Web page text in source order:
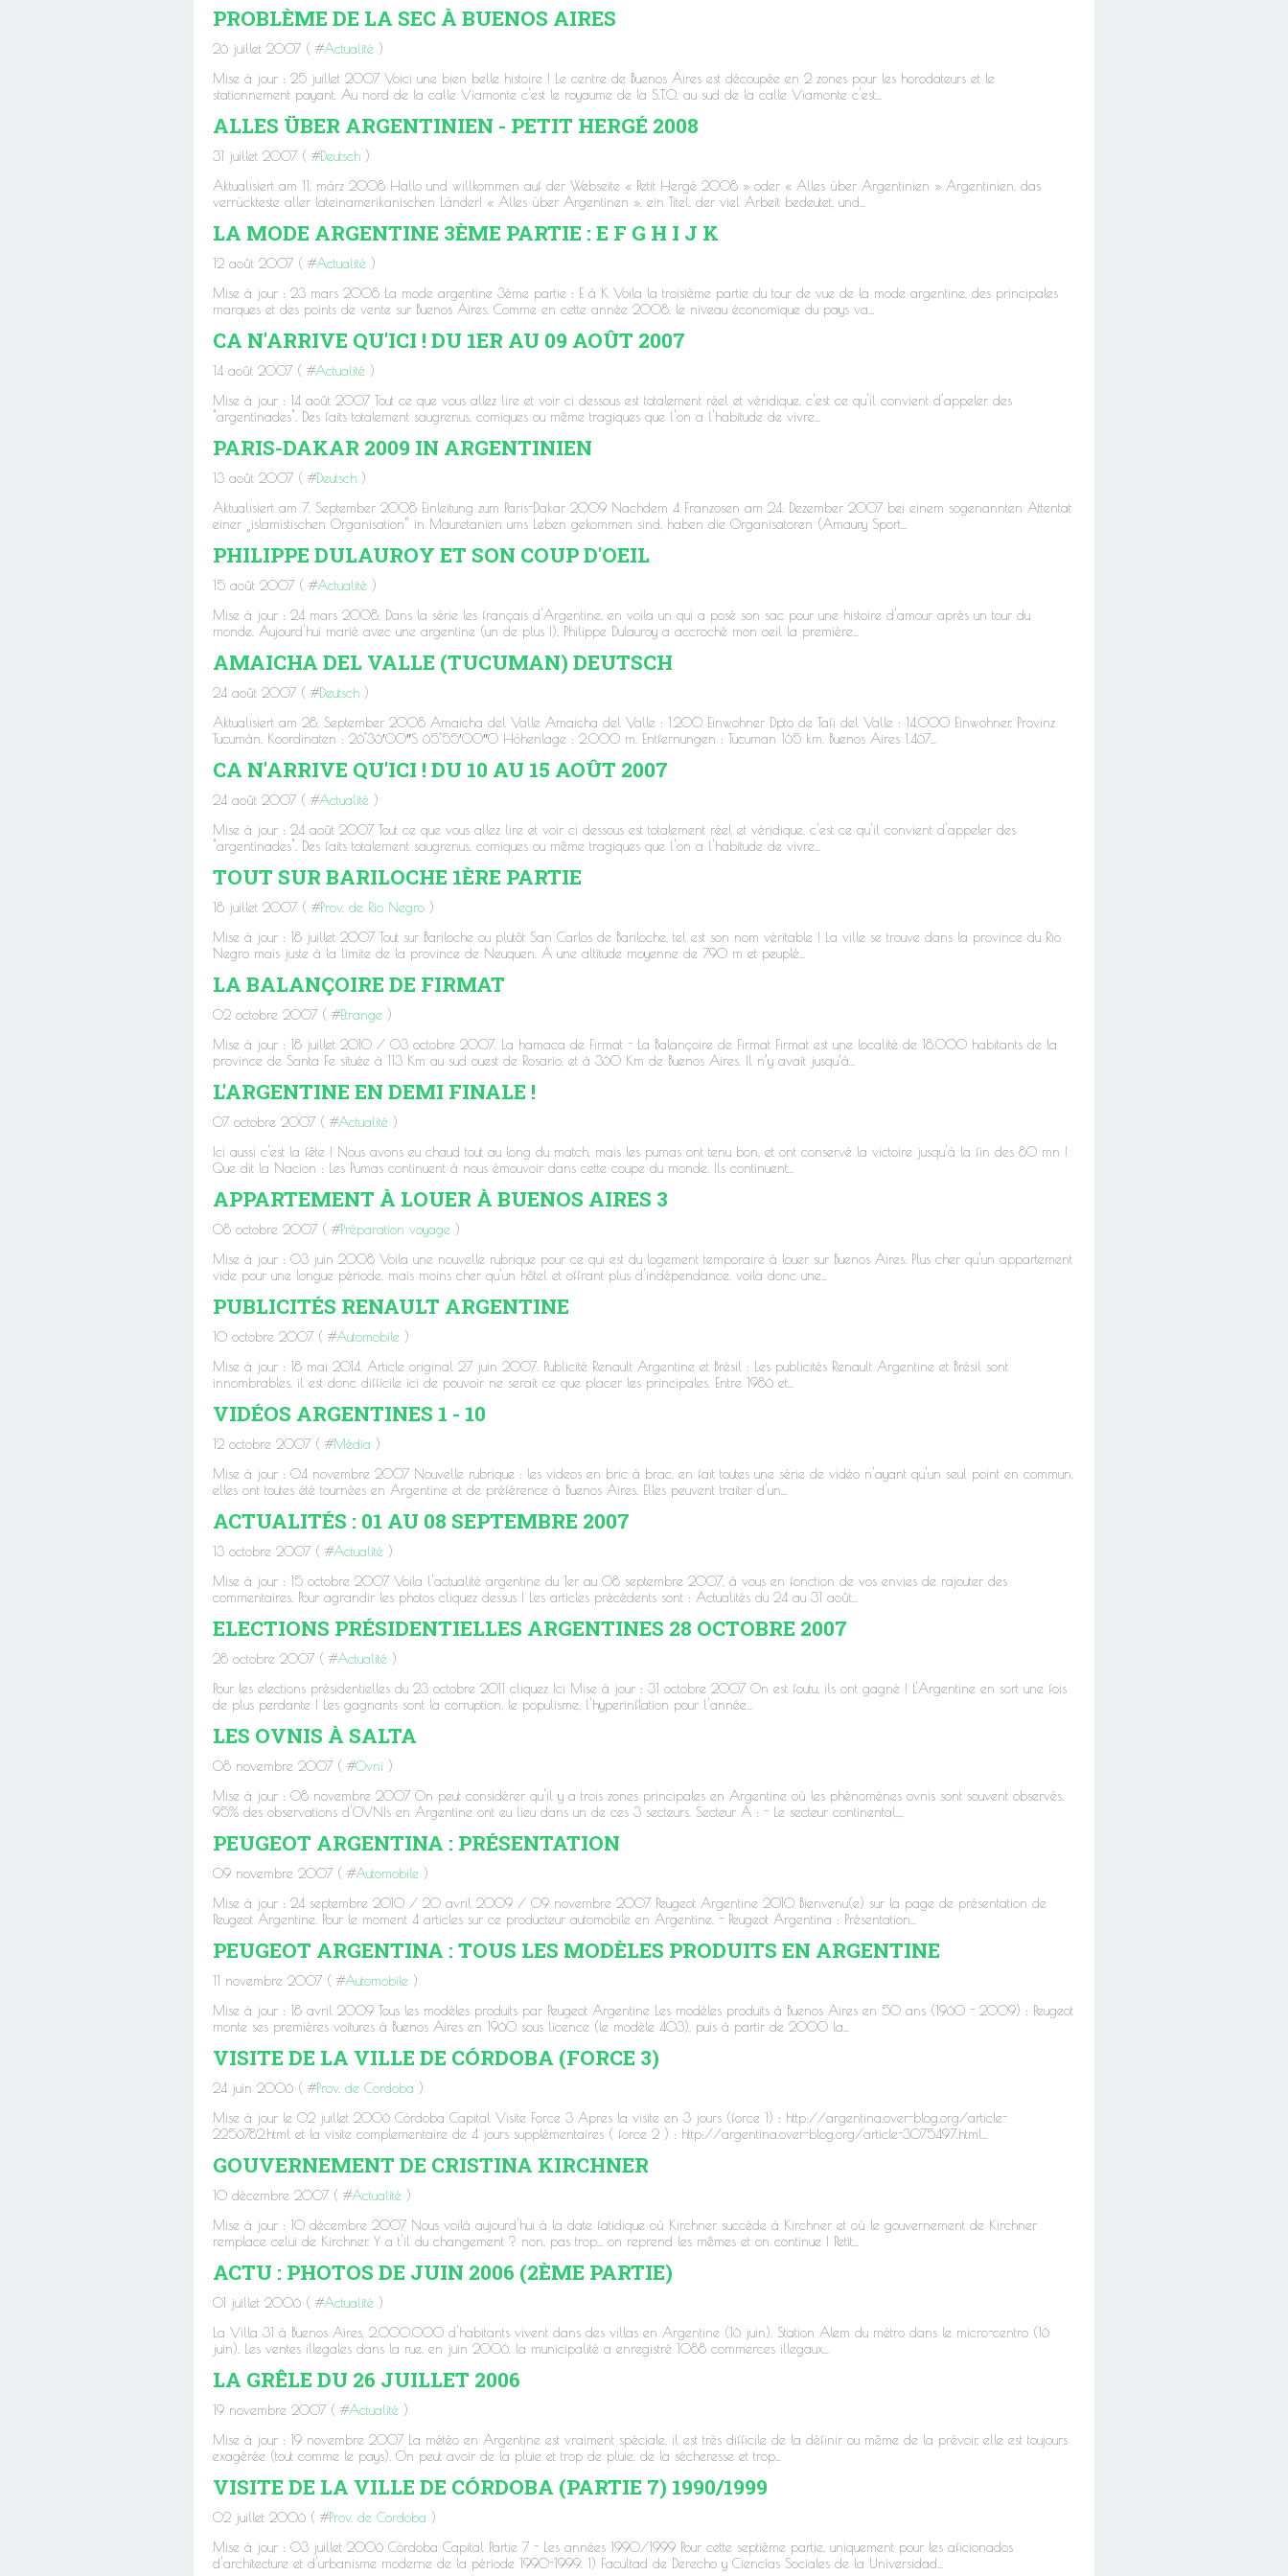
PROBLÈME DE LA SEC À BUENOS AIRES
26 juillet 2007 ( #Actualité )
Mise à jour : 25 juillet 2007 Voici une bien belle histoire ! Le centre de Buenos Aires est découpée en 2 zones pour les horodateurs et le
stationnement payant. Au nord de la calle Viamonte c'est le royaume de la S.T.O., au sud de la calle Viamonte c'est...
ALLES ÜBER ARGENTINIEN - PETIT HERGÉ 2008
31 juillet 2007 ( #Deutsch )
Aktualisiert am 11. märz 2008 Hallo und willkommen auf der Webseite « Petit Hergé 2008 » oder « Alles über Argentinien » Argentinien, das
verrückteste aller lateinamerikanischen Länder! « Alles über Argentinen », ein Titel, der viel Arbeit bedeutet, und...
LA MODE ARGENTINE 3ÈME PARTIE : E F G H I J K
12 août 2007 ( #Actualité )
Mise à jour : 23 mars 2008 La mode argentine 3ème partie : E à K Voila la troisième partie du tour de vue de la mode argentine, des principales
marques et des points de vente sur Buenos Aires. Comme en cette année 2008, le niveau économique du pays va...
CA N'ARRIVE QU'ICI ! DU 1ER AU 09 AOÛT 2007
14 août 2007 ( #Actualité )
Mise à jour : 14 août 2007 Tout ce que vous allez lire et voir ci dessous est totalement réel et véridique, c'est ce qu'il convient d'appeler des
"argentinades". Des faits totalement saugrenus, comiques ou même tragiques que l'on a l'habitude de vivre...
PARIS-DAKAR 2009 IN ARGENTINIEN
13 août 2007 ( #Deutsch )
Aktualisiert am 7. September 2008 Einleitung zum Paris-Dakar 2009 Nachdem 4 Franzosen am 24. Dezember 2007 bei einem sogenannten Attentat
einer „islamistischen Organisation“ in Mauretanien ums Leben gekommen sind, haben die Organisatoren (Amaury Sport...
PHILIPPE DULAUROY ET SON COUP D'OEIL
15 août 2007 ( #Actualité )
Mise à jour : 24 mars 2008. Dans la série les français d'Argentine, en voila un qui a posé son sac pour une histoire d'amour après un tour du
monde. Aujourd'hui marié avec une argentine (un de plus !), Philippe Dulauroy a accroché mon oeil la première...
AMAICHA DEL VALLE (TUCUMAN) DEUTSCH
24 août 2007 ( #Deutsch )
Aktualisiert am 28. September 2008 Amaicha del Valle Amaicha del Valle : 1.200 Einwohner Dpto de Tafi del Valle : 14.000 Einwohner. Provinz
Tucumán. Koordinaten : 26°36′00″S 65°55′00″O Höhenlage : 2.000 m. Entfernungen : Tucuman 165 km. Buenos Aires 1.467...
CA N'ARRIVE QU'ICI ! DU 10 AU 15 AOÛT 2007
24 août 2007 ( #Actualité )
Mise à jour : 24 août 2007 Tout ce que vous allez lire et voir ci dessous est totalement réel et véridique, c'est ce qu'il convient d'appeler des
"argentinades". Des faits totalement saugrenus, comiques ou même tragiques que l'on a l'habitude de vivre...
TOUT SUR BARILOCHE 1ÈRE PARTIE
18 juillet 2007 ( #Prov. de Rio Negro )
Mise à jour : 18 juillet 2007 Tout sur Bariloche ou plutôt San Carlos de Bariloche, tel est son nom véritable ! La ville se trouve dans la province du Rio
Negro mais juste à la limite de la province de Neuquen. A une altitude moyenne de 790 m et peuplé...
LA BALANÇOIRE DE FIRMAT
02 octobre 2007 ( #Etrange )
Mise à jour : 18 juillet 2010 / 03 octobre 2007. La hamaca de Firmat - La Balançoire de Firmat Firmat est une localité de 18.000 habitants de la
province de Santa Fe située à 113 Km au sud ouest de Rosario, et à 360 Km de Buenos Aires. Il n’y avait jusqu’à...
L'ARGENTINE EN DEMI FINALE !
07 octobre 2007 ( #Actualité )
Ici aussi c'est la fête ! Nous avons eu chaud tout au long du match, mais les pumas ont tenu bon, et ont conservé la victoire jusqu'à la fin des 80 mn !
Que dit la Nacion : Les Pumas continuent à nous émouvoir dans cette coupe du monde. Ils continuent...
APPARTEMENT À LOUER À BUENOS AIRES 3
08 octobre 2007 ( #Préparation voyage )
Mise à jour : 03 juin 2008 Voila une nouvelle rubrique pour ce qui est du logement temporaire à louer sur Buenos Aires. Plus cher qu'un appartement
vide pour une longue période, mais moins cher qu'un hôtel et offrant plus d'indépendance, voila donc une...
PUBLICITÉS RENAULT ARGENTINE
10 octobre 2007 ( #Automobile )
Mise à jour : 18 mai 2014. Article original 27 juin 2007. Publicité Renault Argentine et Brésil : Les publicités Renault Argentine et Brésil sont
innombrables, il est donc difficile ici de pouvoir ne serait ce que placer les principales. Entre 1986 et...
VIDÉOS ARGENTINES 1 - 10
12 octobre 2007 ( #Média )
Mise à jour : 04 novembre 2007 Nouvelle rubrique : les videos en bric à brac, en fait toutes une série de vidéo n'ayant qu'un seul point en commun,
elles ont toutes été tournées en Argentine et de préférence à Buenos Aires. Elles peuvent traiter d'un...
ACTUALITÉS : 01 AU 08 SEPTEMBRE 2007
13 octobre 2007 ( #Actualité )
Mise à jour : 15 octobre 2007 Voila l'actualité argentine du 1er au 08 septembre 2007, à vous en fonction de vos envies de rajouter des
commentaires. Pour agrandir les photos cliquez dessus ! Les articles précédents sont : Actualités du 24 au 31 août...
ELECTIONS PRÉSIDENTIELLES ARGENTINES 28 OCTOBRE 2007
28 octobre 2007 ( #Actualité )
Pour les elections présidentielles du 23 octobre 2011 cliquez Ici Mise à jour : 31 octobre 2007 On est foutu, ils ont gagné ! L'Argentine en sort une fois
de plus perdante ! Les gagnants sont la corruption, le populisme, l'hyperinflation pour l'année...
LES OVNIS À SALTA
08 novembre 2007 ( #Ovni )
Mise à jour : 08 novembre 2007 On peut considérer qu'il y a trois zones principales en Argentine où les phénomènes ovnis sont souvent observés.
95% des observations d'OVNIs en Argentine ont eu lieu dans un de ces 3 secteurs. Secteur A : - Le secteur continental,...
PEUGEOT ARGENTINA : PRÉSENTATION
09 novembre 2007 ( #Automobile )
Mise à jour : 24 septembre 2010 / 20 avril 2009 / 09 novembre 2007 Peugeot Argentine 2010 Bienvenu(e) sur la page de présentation de
Peugeot Argentine. Pour le moment 4 articles sur ce producteur automobile en Argentine. - Peugeot Argentina : Présentation...
PEUGEOT ARGENTINA : TOUS LES MODÈLES PRODUITS EN ARGENTINE
11 novembre 2007 ( #Automobile )
Mise à jour : 18 avril 2009 Tous les modèles produits par Peugeot Argentine Les modèles produits à Buenos Aires en 50 ans (1960 - 2009) : Peugeot
monte ses premières voitures à Buenos Aires en 1960 sous licence (le modèle 403), puis à partir de 2000 la...
VISITE DE LA VILLE DE CÓRDOBA (FORCE 3)
24 juin 2006 ( #Prov. de Cordoba )
Mise à jour le 02 juillet 2006 Córdoba Capital Visite Force 3 Apres la visite en 3 jours (force 1) : http://argentina.over-blog.org/article-
2256782.html et la visite complementaire de 4 jours supplémentaires ( force 2 ) : http://argentina.over-blog.org/article-3075497.html...
GOUVERNEMENT DE CRISTINA KIRCHNER
10 décembre 2007 ( #Actualité )
Mise à jour : 10 décembre 2007 Nous voilà aujourd'hui à la date fatidique où Kirchner succède à Kirchner et où le gouvernement de Kirchner
remplace celui de Kirchner. Y a t'il du changement ? non, pas trop... on reprend les mêmes et on continue ! Petit...
ACTU : PHOTOS DE JUIN 2006 (2ÈME PARTIE)
01 juillet 2006 ( #Actualité )
La Villa 31 à Buenos Aires, 2.000.000 d'habitants vivent dans des villas en Argentine (16 juin). Station Alem du métro dans le micro-centro (16
juin). Les ventes illegales dans la rue, en juin 2006, la municipalité a enregistré 1088 commerces illegaux...
LA GRÊLE DU 26 JUILLET 2006
19 novembre 2007 ( #Actualité )
Mise à jour : 19 novembre 2007 La météo en Argentine est vraiment spéciale, il est très difficile de la définir ou même de la prévoir, elle est toujours
exagérée (tout comme le pays). On peut avoir de la pluie et trop de pluie, de la sécheresse et trop...
VISITE DE LA VILLE DE CÓRDOBA (PARTIE 7) 1990/1999
02 juillet 2006 ( #Prov. de Cordoba )
Mise à jour : 03 juillet 2006 Córdoba Capital Partie 7 - Les années 1990/1999 Pour cette septième partie, uniquement pour les aficionados
d'architecture et d'urbanisme moderne de la période 1990-1999. 1) Facultad de Derecho y Ciencías Sociales de la Universidad...